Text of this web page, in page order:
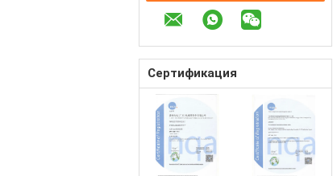
Сертификация